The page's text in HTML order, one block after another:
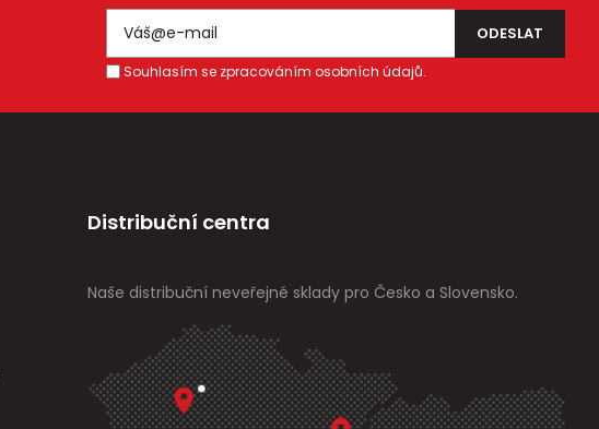
Souhlasím se zpracováním osobních údajů.
Distribuční centra
Naše distribuční neveřejné sklady pro Česko a Slovensko.